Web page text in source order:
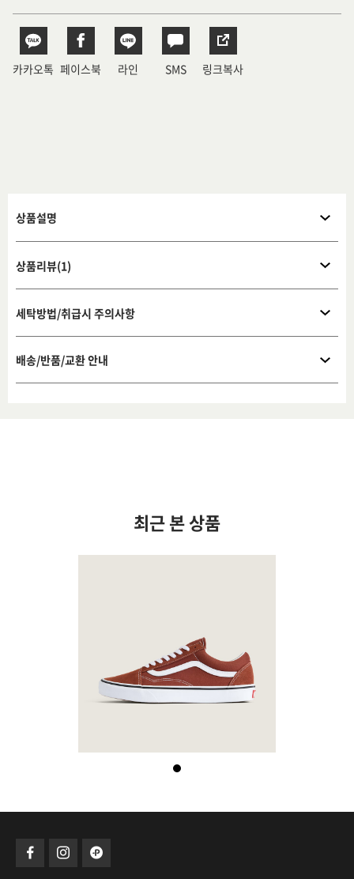
카카오톡 페이스북 라인 SMS 링크복사
상품설명
상품리뷰(1)
세탁방법/취급시 주의사항
배송/반품/교환 안내
최근 본 상품